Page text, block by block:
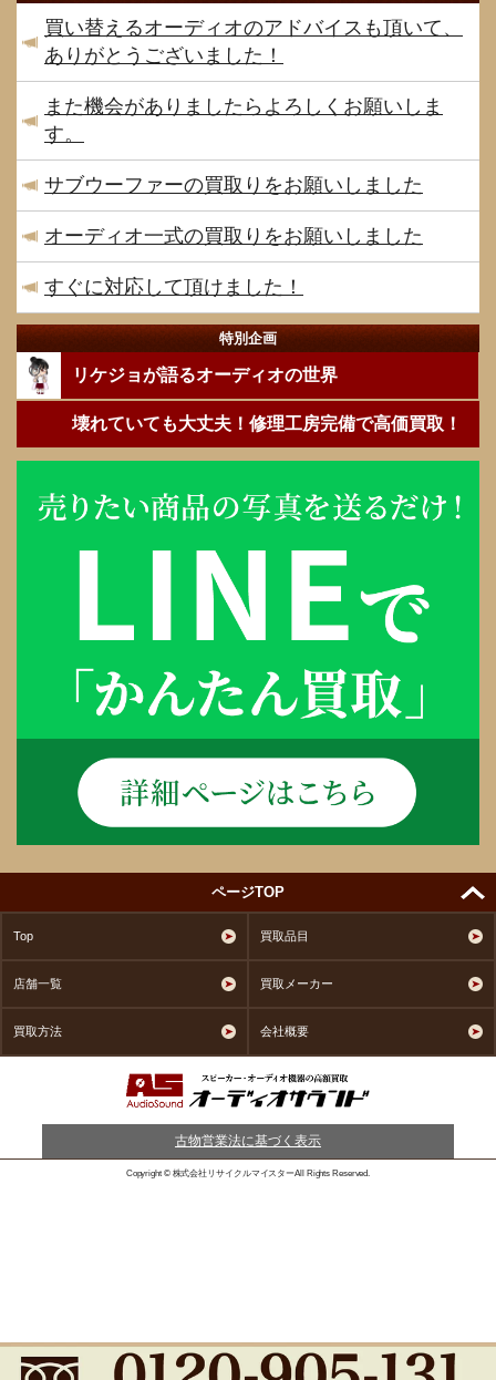
買い替えるオーディオのアドバイスも頂いて、
ありがとうございました！
また機会がありましたらよろしくお願いしま
す。
サブウーファーの買取りをお願いしました
オーディオ一式の買取りをお願いしました
すぐに対応して頂けました！
特別企画
リケジョが語るオーディオの世界
壊れていても大丈夫！修理工房完備で高価買取！
ページTOP
Top 買取品目
店舗一覧 買取メーカー
買取方法 会社概要
古物営業法に基づく表示
Copyright © 株式会社リサイクルマイスターAll Rights Reserved.